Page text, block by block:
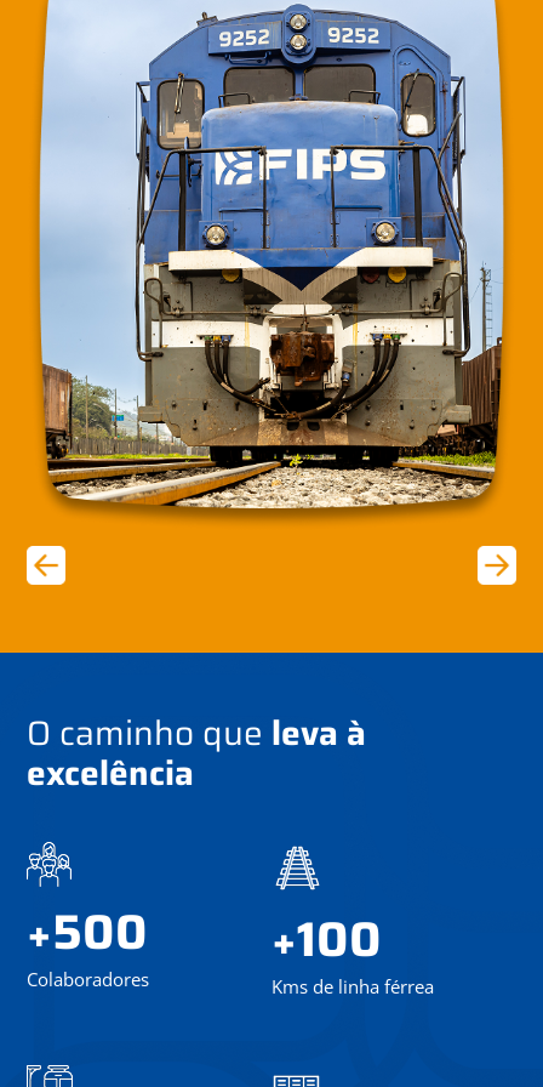
O caminho que leva à
excelência
+500
Colaboradores
+100
Kms de linha férrea